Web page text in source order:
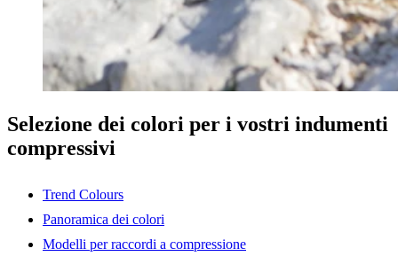
Selezione dei colori per i vostri indumenti
compressivi
Trend Colours
Panoramica dei colori
Modelli per raccordi a compressione